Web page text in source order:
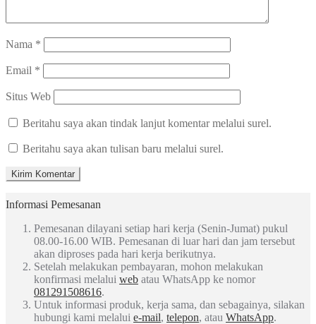
Nama *
Email *
Situs Web
Beritahu saya akan tindak lanjut komentar melalui surel.
Beritahu saya akan tulisan baru melalui surel.
Informasi Pemesanan
Pemesanan dilayani setiap hari kerja (Senin-Jumat) pukul
08.00-16.00 WIB. Pemesanan di luar hari dan jam tersebut
akan diproses pada hari kerja berikutnya.
Setelah melakukan pembayaran, mohon melakukan
konfirmasi melalui web atau WhatsApp ke nomor
081291508616.
Untuk informasi produk, kerja sama, dan sebagainya, silakan
hubungi kami melalui e-mail, telepon, atau WhatsApp.